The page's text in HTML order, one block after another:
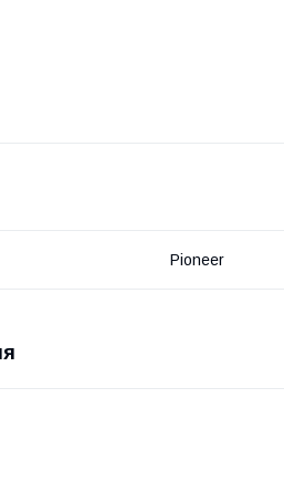
Pioneer